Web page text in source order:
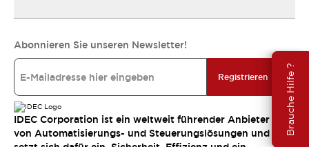
Brauche Hilfe ?
Abonnieren Sie unseren Newsletter!
Registrieren
IDEC Corporation ist ein weltweit führender Anbieter
von Automatisierungs- und Steuerungslösungen und